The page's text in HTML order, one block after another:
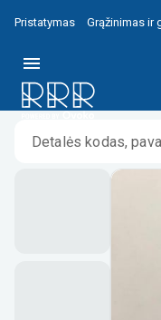
Pristatymas Grąžinimas ir
Pradžia / / Audi